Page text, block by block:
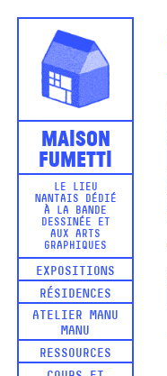
Maison
Fumetti
LE LIEU
NANTAIS DÉDIÉ
À LA BANDE
DESSINÉE ET
AUX ARTS
GRAPHIQUES
EXPOSITIONS
RÉSIDENCES
ATELIER MANU
MANU
RESSOURCES